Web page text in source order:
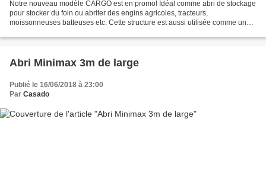
Notre nouveau modèle CARGO est en promo! Idéal comme abri de stockage
pour stocker du foin ou abriter des engins agricoles, tracteurs,
moissonneuses batteuses etc. Cette structure est aussi utilisée comme un
Abri Minimax 3m de large
Publié le 16/06/2018 à 23:00
Par Casado